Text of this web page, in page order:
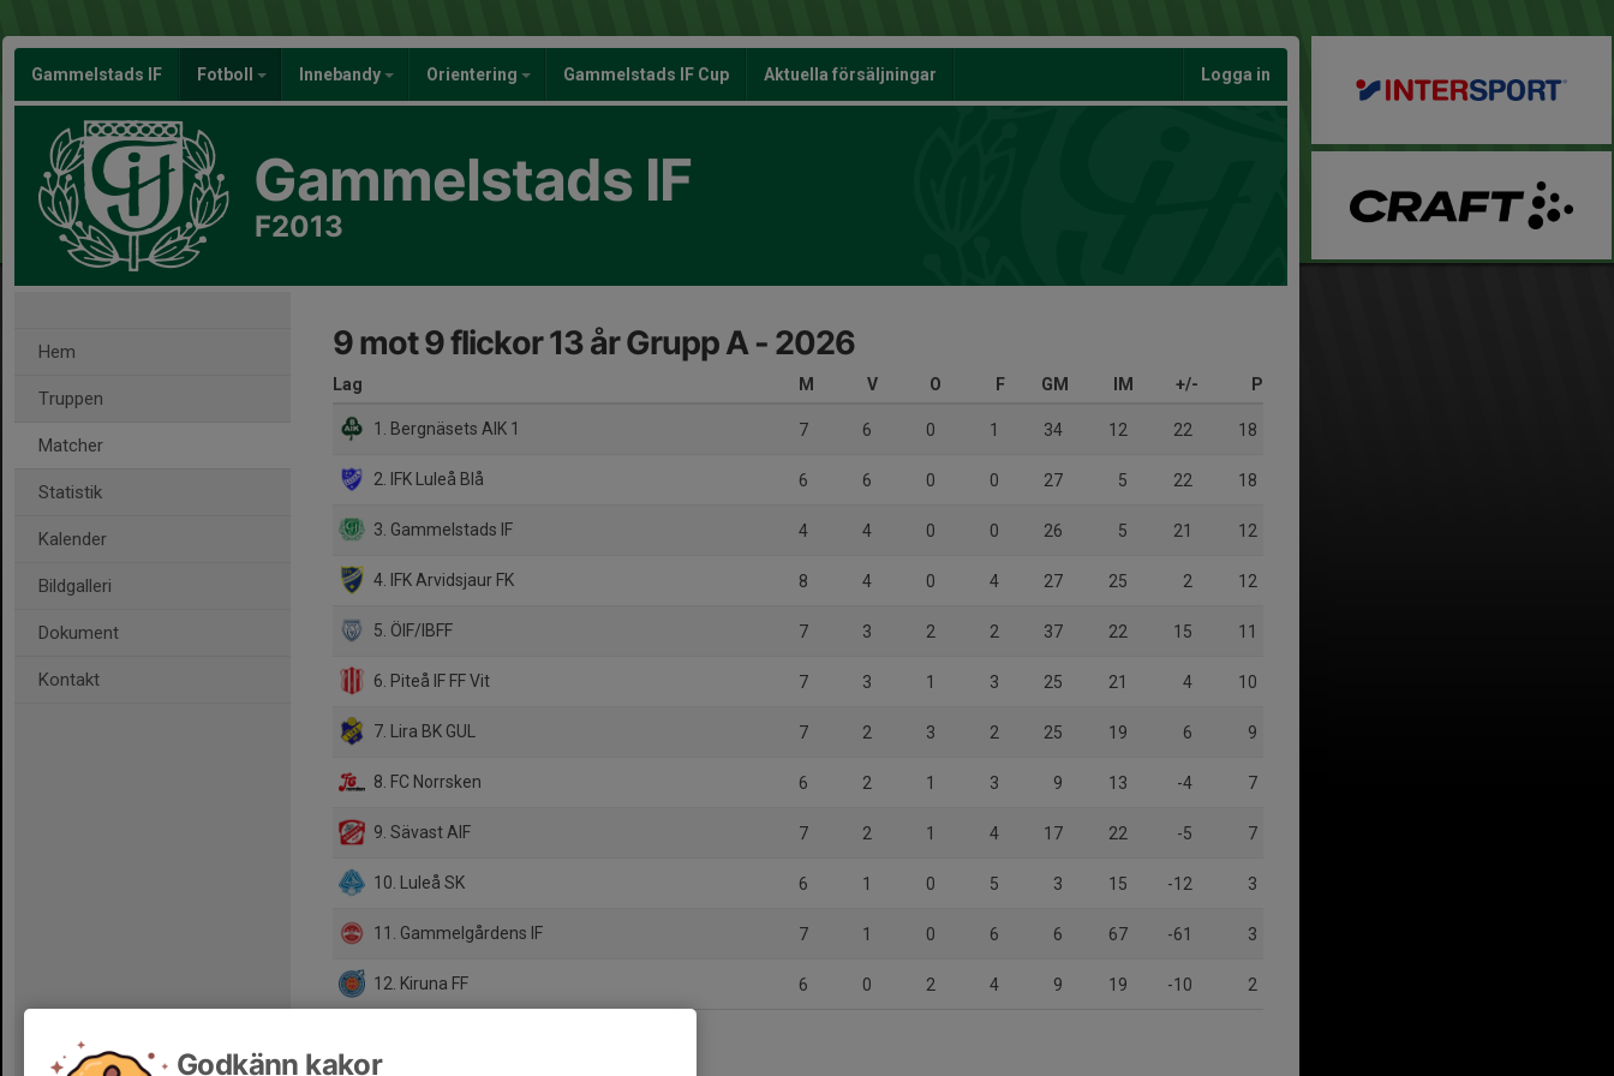
Gammelstads IF Fotboll Innebandy Orientering Gammelstads IF Cup Aktuella försäljningar Logga in
Gammelstads IF
F2013
Hem
Truppen
Matcher
Statistik
Kalender
Bildgalleri
Dokument
Kontakt
9 mot 9 flickor 13 år Grupp A - 2026
Lag M V O F GM IM +/- P
1. Bergnäsets AIK 1 7 6 0 1 34 12 22 18
2. IFK Luleå Blå 6 6 0 0 27 5 22 18
3. Gammelstads IF 4 4 0 0 26 5 21 12
4. IFK Arvidsjaur FK 8 4 0 4 27 25 2 12
5. ÖIF/IBFF 7 3 2 2 37 22 15 11
6. Piteå IF FF Vit 7 3 1 3 25 21 4 10
7. Lira BK GUL 7 2 3 2 25 19 6 9
8. FC Norrsken 6 2 1 3 9 13 -4 7
9. Sävast AIF 7 2 1 4 17 22 -5 7
10. Luleå SK 6 1 0 5 3 15 -12 3
11. Gammelgårdens IF 7 1 0 6 6 67 -61 3
12. Kiruna FF 6 0 2 4 9 19 -10 2
Godkänn kakor